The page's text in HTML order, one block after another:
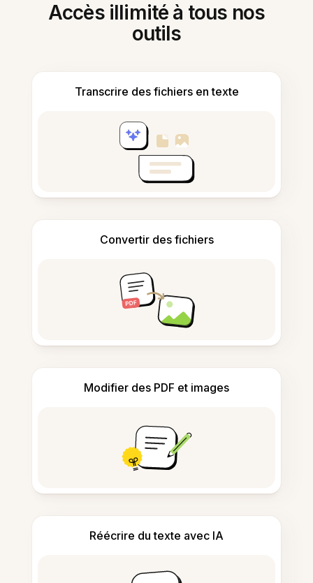
Accès illimité à tous nos
outils
Transcrire des fichiers en texte
Convertir des fichiers
Modifier des PDF et images
Réécrire du texte avec IA